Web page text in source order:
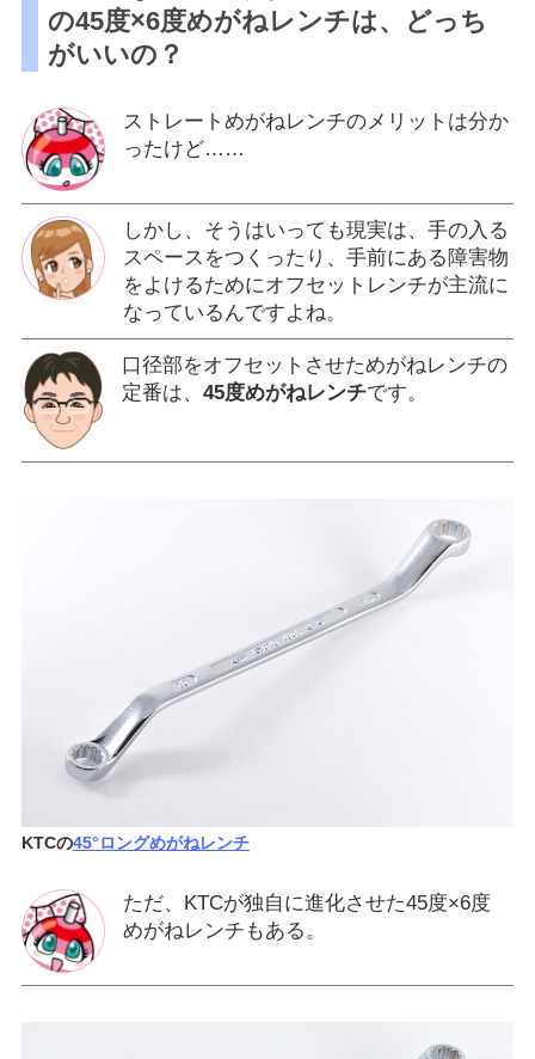
の45度×6度めがねレンチは、どっち
がいいの？
ストレートめがねレンチのメリットは分か
ったけど……
しかし、そうはいっても現実は、手の入る
スペースをつくったり、手前にある障害物
をよけるためにオフセットレンチが主流に
なっているんですよね。
口径部をオフセットさせためがねレンチの
定番は、 45度めがねレンチです。
KTCの45°ロングめがねレンチ
ただ、KTCが独自に進化させた45度×6度
めがねレンチもある。